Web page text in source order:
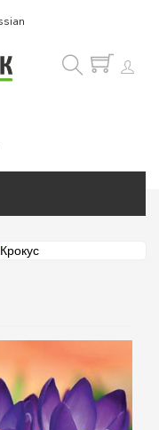
Крокус